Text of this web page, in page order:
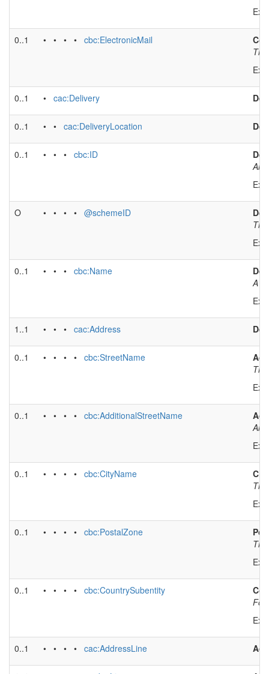
0..1 • • • • cbc:ElectronicMail
0..1 • cac:Delivery
0..1 • • cac:DeliveryLocation
0..1 • • • cbc:ID
An
O • • • • @schemeID
0..1 • • • cbc:Name
A
1..1 • • • cac:Address
0..1 • • • • cbc:StreetName
0..1 • • • • cbc:AdditionalStreetName
An
0..1 • • • • cbc:CityName
City
0..1 • • • • cbc:PostalZone
0..1 • • • • cbc:CountrySubentity
For
0..1 • • • • cac:AddressLine